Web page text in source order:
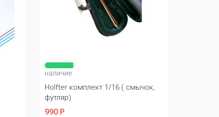
наличие
Holfter комплект 1/16 ( смычок,
футляр)
990 Р